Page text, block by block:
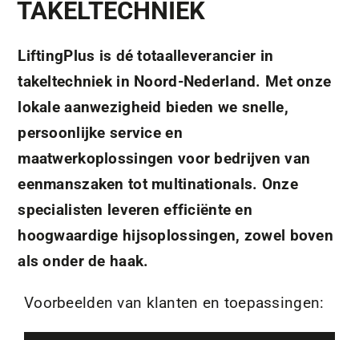
TAKELTECHNIEK
LiftingPlus is dé totaalleverancier in
takeltechniek in Noord-Nederland. Met onze
lokale aanwezigheid bieden we snelle,
persoonlijke service en
maatwerkoplossingen voor bedrijven van
eenmanszaken tot multinationals. Onze
specialisten leveren efficiënte en
hoogwaardige hijsoplossingen, zowel boven
als onder de haak.
Voorbeelden van klanten en toepassingen: